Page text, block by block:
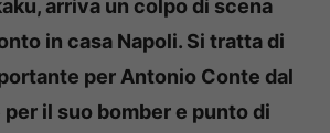
arriva un colpo di scena
in casa Napoli. Si tratta di
per Antonio Conte dal
il suo bomber e punto di